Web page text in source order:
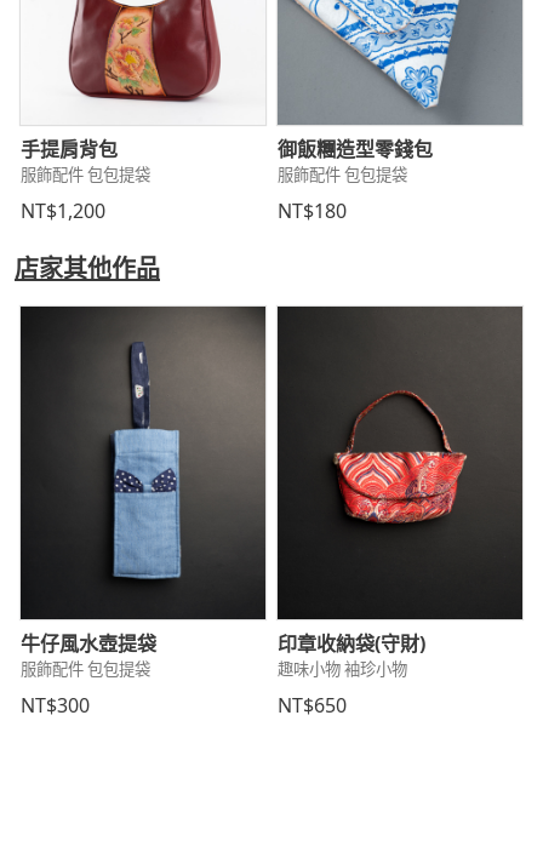
手提肩背包
服飾配件 包包提袋
NT$1,200
御飯糰造型零錢包
服飾配件 包包提袋
NT$180
店家其他作品
牛仔風水壺提袋
服飾配件 包包提袋
NT$300
印章收納袋(守財)
趣味小物 袖珍小物
NT$650